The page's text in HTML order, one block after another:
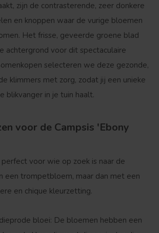
zijn de contrasterende, zeer donkere
en knoppen waar de vurige bloemen
Het frisse, geveerde groene blad
achtergrond voor dit spectaculaire
selecteren we deze gezonde,
klimmers met zorg, zodat jij een unieke
blikvanger in je tuin haalt.
voor de Campsis 'Ebony
voor wie op zoek is naar de
een trompetbloem, maar dan met een
en chique kleurzetting.
bloei: De bloemen hebben een